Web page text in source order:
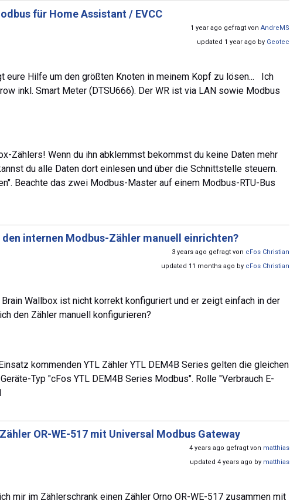
für Home Assistant / EVCC
1 year ago gefragt von AndreMS
updated 1 year ago by Geotec
eure Hilfe um den größten Knoten in meinem Kopf zu lösen... Ich
inkl. Smart Meter (DTSU666). Der WR ist via LAN sowie Modbus
Zählers! Wenn du ihn abklemmst bekommst du keine Daten mehr
du alle Daten dort einlesen und über die Schnittstelle steuern.
Beachte das zwei Modbus-Master auf einem Modbus-RTU-Bus
den internen Modbus-Zähler manuell einrichten?
3 years ago gefragt von cFos Christian
updated 11 months ago by cFos Christian
Wallbox ist nicht korrekt konfiguriert und er zeigt einfach in der
den Zähler manuell konfigurieren?
kommenden YTL Zähler YTL DEM4B Series gelten die gleichen
Typ "cFos YTL DEM4B Series Modbus". Rolle "Verbrauch E-
Zähler OR-WE-517 mit Universal Modbus Gateway
4 years ago gefragt von matthias
updated 4 years ago by matthias
mir im Zählerschrank einen Zähler Orno OR-WE-517 zusammen mit